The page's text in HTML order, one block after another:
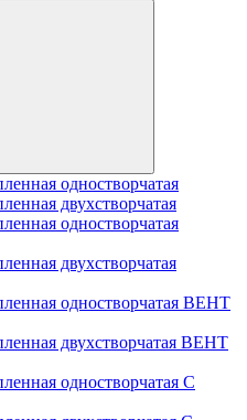
одностворчатая
двухстворчатая
одностворчатая
двухстворчатая
одностворчатая ВЕНТ
двухстворчатая ВЕНТ
одностворчатая С